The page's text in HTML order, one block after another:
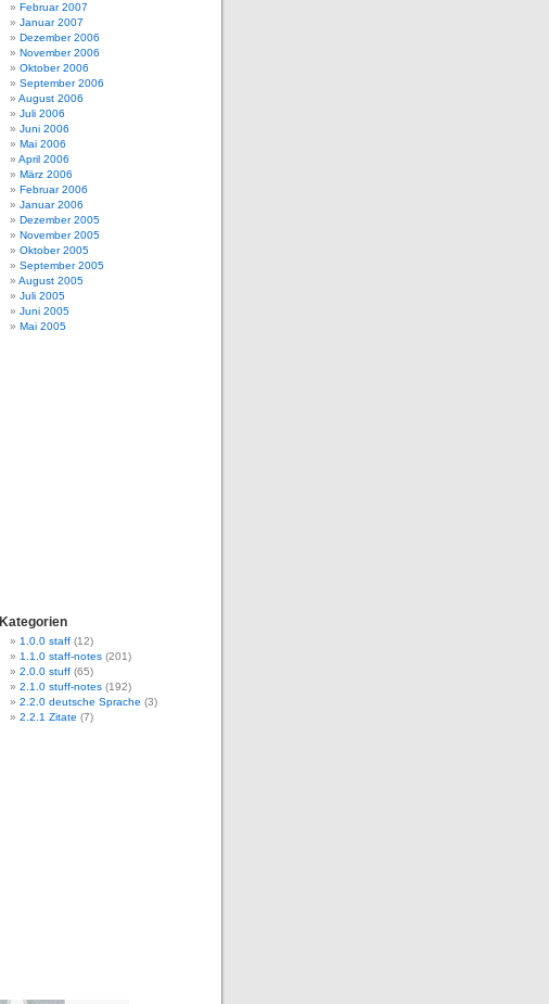
Februar 2007
Januar 2007
Dezember 2006
November 2006
Oktober 2006
September 2006
August 2006
Juli 2006
Juni 2006
Mai 2006
April 2006
März 2006
Februar 2006
Januar 2006
Dezember 2005
November 2005
Oktober 2005
September 2005
August 2005
Juli 2005
Juni 2005
Mai 2005
Kategorien
1.0.0 staff (12)
1.1.0 staff-notes (201)
2.0.0 stuff (65)
2.1.0 stuff-notes (192)
2.2.0 deutsche Sprache (3)
2.2.1 Zitate (7)